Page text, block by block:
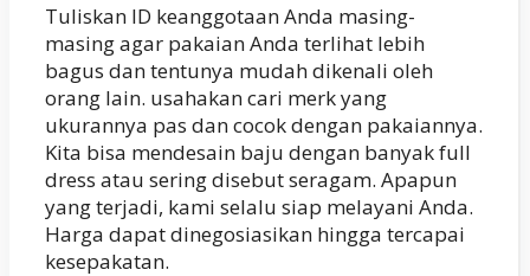
Tuliskan ID keanggotaan Anda masing-
masing agar pakaian Anda terlihat lebih
bagus dan tentunya mudah dikenali oleh
orang lain. usahakan cari merk yang
ukurannya pas dan cocok dengan pakaiannya.
Kita bisa mendesain baju dengan banyak full
dress atau sering disebut seragam. Apapun
yang terjadi, kami selalu siap melayani Anda.
Harga dapat dinegosiasikan hingga tercapai
kesepakatan.